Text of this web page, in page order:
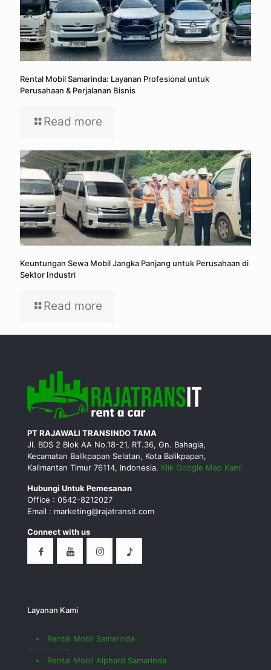
Rental Mobil Samarinda: Layanan Profesional untuk
Perusahaan & Perjalanan Bisnis
Read more
Keuntungan Sewa Mobil Jangka Panjang untuk Perusahaan di
Sektor Industri
Read more
PT RAJAWALI TRANSINDO TAMA
Jl. BDS 2 Blok AA No.18-21, RT.36, Gn. Bahagia,
Kecamatan Balikpapan Selatan, Kota Balikpapan,
Kalimantan Timur 76114, Indonesia. Klik Google Map Kami
Hubungi Untuk Pemesanan
Office : 0542-8212027
Email : marketing@rajatransit.com
Connect with us
Layanan Kami
Rental Mobil Samarinda
Rental Mobil Alphard Samarinda